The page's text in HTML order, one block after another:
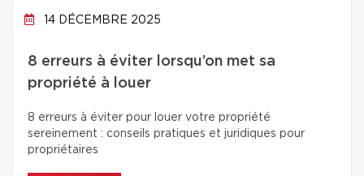
14 DÉCEMBRE 2025
8 erreurs à éviter lorsqu’on met sa
propriété à louer
8 erreurs à éviter pour louer votre propriété
sereinement : conseils pratiques et juridiques pour
propriétaires